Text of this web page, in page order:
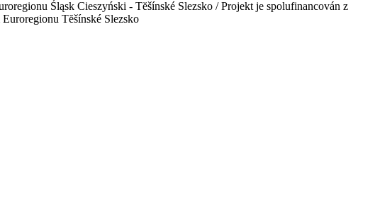
Śląsk Cieszyński - Tĕšínské Slezsko / Projekt je spolufinancován z
Tĕšínské Slezsko